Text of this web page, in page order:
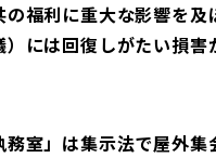
福利に重大な影響を
には回復しがたい損
室」は集示法で屋外集